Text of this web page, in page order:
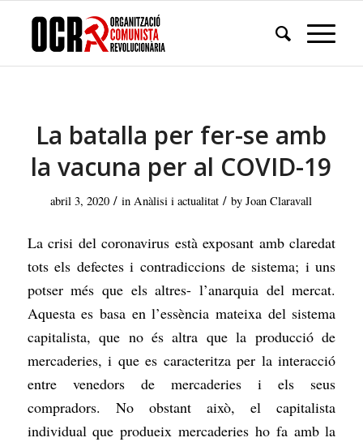
La batalla per fer-se amb
la vacuna per al COVID-19
abril 3, 2020 / inAnàlisi i actualitat / byJoan Claravall
La crisi del coronavirus està exposant amb claredat
tots els defectes i contradiccions de sistema; i uns
potser més que els altres- l’anarquia del mercat.
Aquesta es basa en l’essència mateixa del sistema
capitalista, que no és altra que la producció de
mercaderies, i que es caracteritza per la interacció
entre venedors de mercaderies i els seus
compradors. No obstant això, el capitalista
individual que produeix mercaderies ho fa amb la